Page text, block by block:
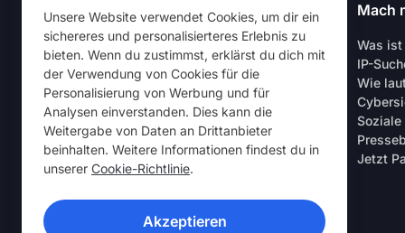
Unsere Website verwendet Cookies, um dir ein
sichereres und personalisierteres Erlebnis zu
bieten. Wenn du zustimmst, erklärst du dich mit
der Verwendung von Cookies für die
Personalisierung von Werbung und für
Analysen einverstanden. Dies kann die
Weitergabe von Daten an Drittanbieter
beinhalten. Weitere Informationen findest du in
unserer Cookie-Richtlinie.
Akzeptieren
NordVPN
Über uns
Stellen
VPN gratis testen
VPN-Router
Testberichte
Studenten- & Mitarbeiter-Rabatt
Wo NordVPN kaufen?
Jetzt Freunde einladen
Studien & Zahlen
Mach
Was ist
IP-
Wie
Soziale
Jetzt
VPN-APPS